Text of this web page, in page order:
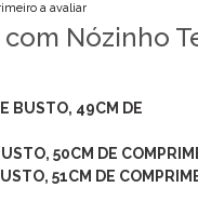
a avaliar
Nózinho
BUSTO, 49CM DE
50CM DE
51CM DE